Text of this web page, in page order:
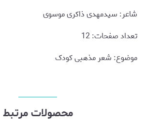
شاعر: سیدمهدی ذاکری موسوی
تعداد صفحات: 12
موضوع: شعر مذهبی کودک
محصولات مرتبط